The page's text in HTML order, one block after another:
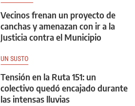
Vecinos frenan un proyecto de
canchas y amenazan con ir a la
Justicia contra el Municipio
UN SUSTO
Tensión en la Ruta 151: un
colectivo quedó encajado durante
las intensas lluvias